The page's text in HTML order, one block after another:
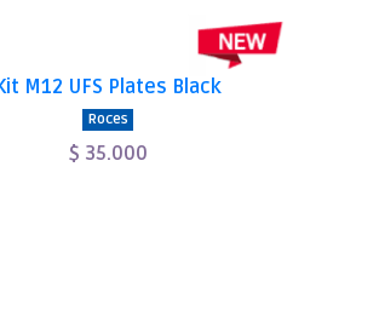
M12 UFS Plates Black
Roces
$ 35.000